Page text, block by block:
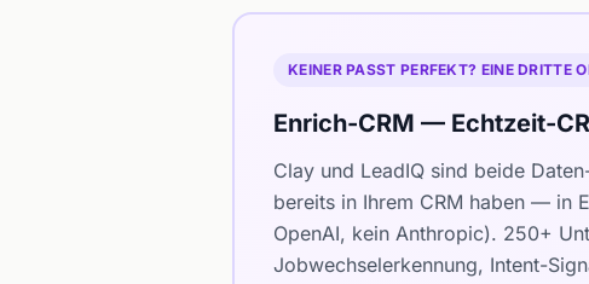
KEINER PASST PERFEKT? EINE DRITTE
Enrich-CRM — Echtzeit-
Clay und LeadIQ sind beide
bereits in Ihrem CRM haben — in
OpenAI, kein Anthropic). 250+
Jobwechselerkennung, Intent-